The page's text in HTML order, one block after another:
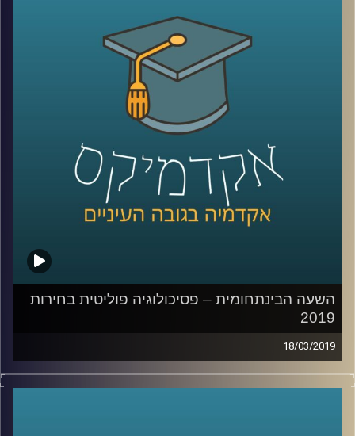
הקרבות: עד כמה באמת יש לאיפא"ק השפעה
על יחסים אלו, מהם שורשיה, ולמה ישראל
צריכה לחשב מסלול מחדש בכל הקשור
AudioVersity
השעה הבינתחומית – פסיכולוגיה פוליטית בחירות
2019
18/03/2019
בשיחה עם פרופ' גלעד הירשברגר, סגן הדיקן של ביה"ס
לפסיכולוגיה באוניברסיטת רייכמן, גילינו את מידת ההשפעה